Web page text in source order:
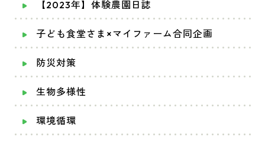
【2023年】体験農園日誌
子ども食堂さま×マイファーム合同企画
防災対策
生物多様性
環境循環